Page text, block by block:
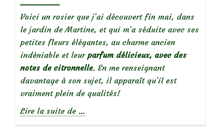
Voici un rosier que j’ai découvert fin mai, dans
le jardin de Martine, et qui m’a séduite avec ses
petites fleurs élégantes, au charme ancien
indéniable et leur parfum délicieux, avec des
notes de citronnelle. En me renseignant
davantage à son sujet, il apparaît qu’il est
vraiment plein de qualités!
Lire la suite de …